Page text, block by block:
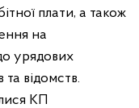
плати, а також
на
урядових
відомств.
КП